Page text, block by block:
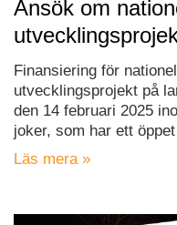
Ansök om
Finansiering för
utvecklingsprojekt på
den 14 februari 2025
joker, som har ett
Läs mera »